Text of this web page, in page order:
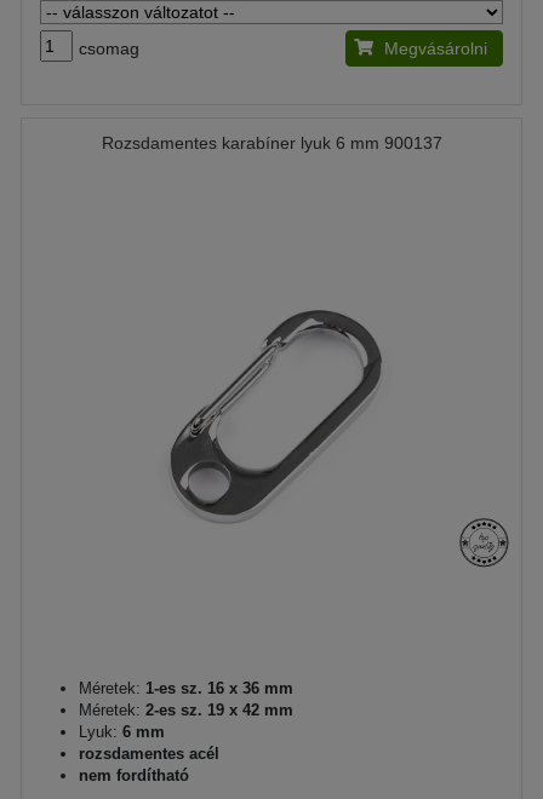
csomag Megvásárolni
Rozsdamentes karabíner lyuk 6 mm 900137
Méretek: 1-es sz. 16 x 36 mm
Méretek: 2-es sz. 19 x 42 mm
Lyuk: 6 mm
rozsdamentes acél
nem fordítható